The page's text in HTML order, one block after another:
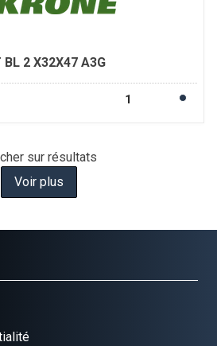
2 X32X47 A3G
sur résultats
Voir plus